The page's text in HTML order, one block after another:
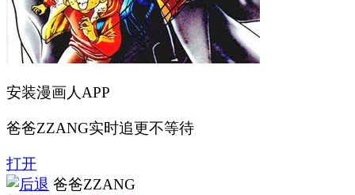
安装漫画人APP
爸爸ZZANG实时追更不等待
打开
爸爸ZZANG